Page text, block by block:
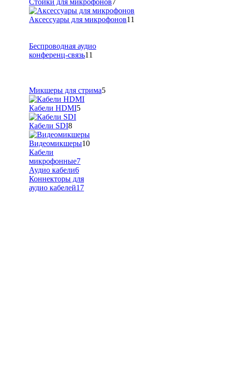
Стойки для микрофонов7
Аксессуары для микрофонов11
Беспроводная аудио
конференц-связь11
Микшеры для стрима5
Кабели HDMI5
Кабели SDI8
Видеомикшеры10
Кабели
микрофонные7
Аудио кабели6
Коннекторы для
аудио кабелей17